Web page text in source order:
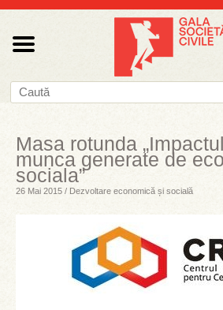
Masa rotunda
munca generate de
sociala”
26 Mai 2015 / Dezvoltare economică și socială